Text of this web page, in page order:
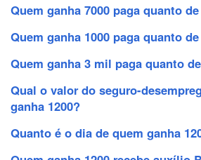
Quem ganha 7000 paga quanto
Quem ganha 1000 paga quanto
Quem ganha 3 mil paga quanto
Qual o valor do seguro-
ganha 1200?
Quanto é o dia de quem ganha